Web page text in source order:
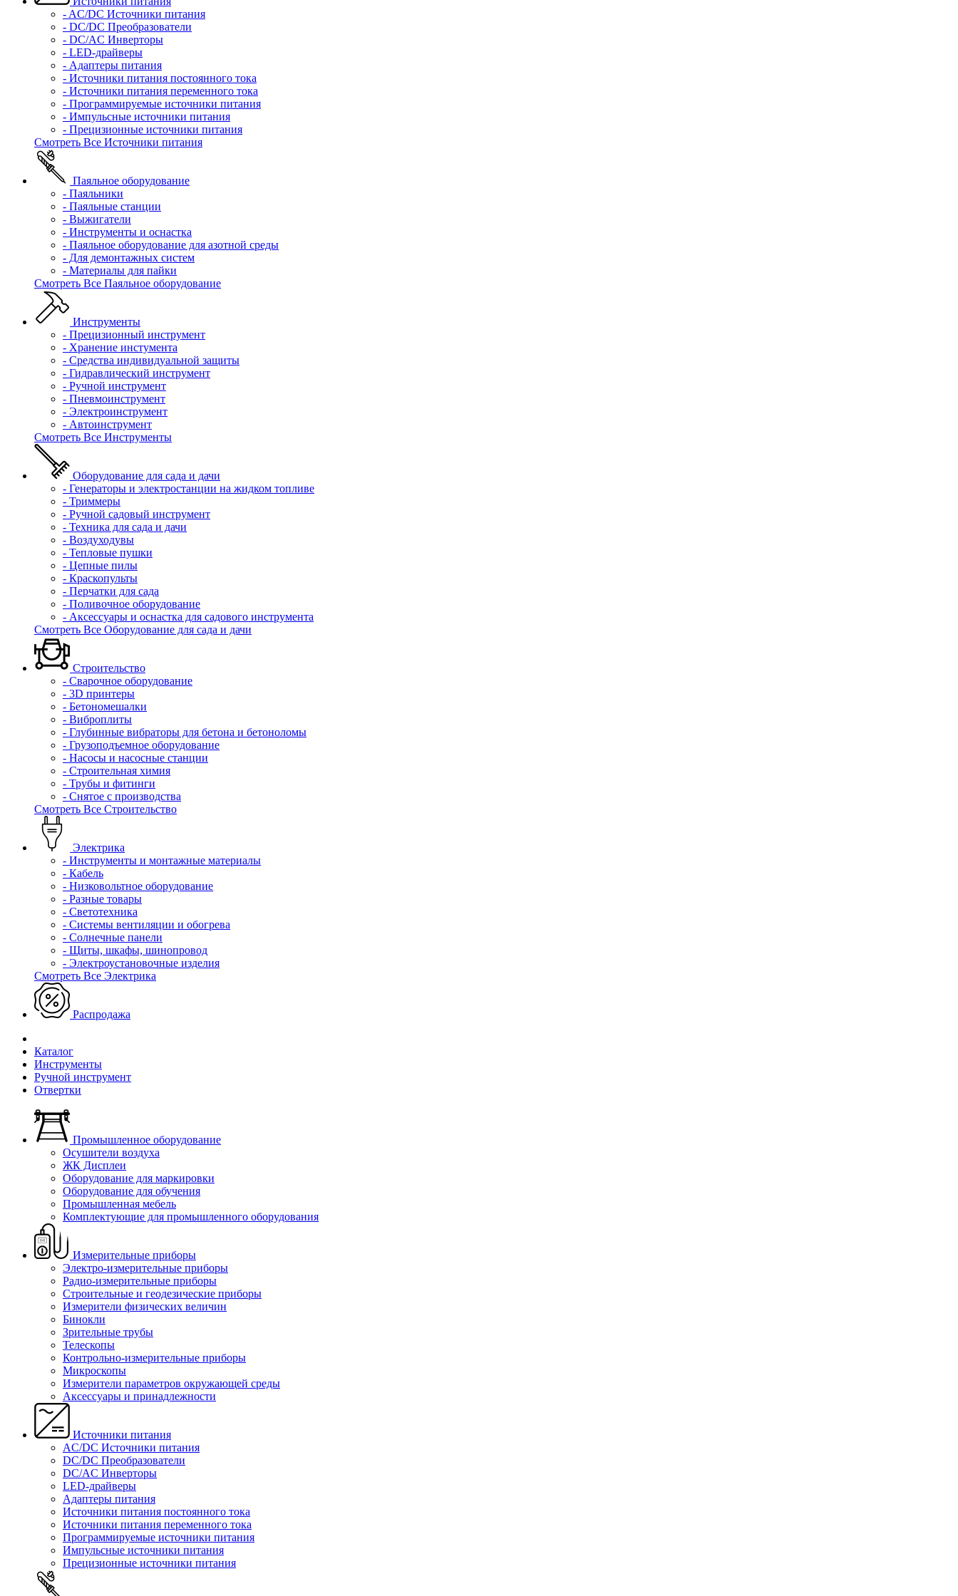
- AC/DC Источники питания
- DC/DC Преобразователи
- DC/AC Инверторы
- LED-драйверы
- Адаптеры питания
- Источники питания постоянного тока
- Источники питания переменного тока
- Программируемые источники питания
- Импульсные источники питания
- Прецизионные источники питания
Смотреть Все Источники питания
Паяльное оборудование
- Паяльники
- Паяльные станции
- Выжигатели
- Инструменты и оснастка
- Паяльное оборудование для азотной среды
- Для демонтажных систем
- Материалы для пайки
Смотреть Все Паяльное оборудование
Инструменты
- Прецизионный инструмент
- Хранение инстумента
- Средства индивидуальной защиты
- Гидравлический инструмент
- Ручной инструмент
- Пневмоинструмент
- Электроинструмент
- Автоинструмент
Смотреть Все Инструменты
Оборудование для сада и дачи
- Генераторы и электростанции на жидком топливе
- Триммеры
- Ручной садовый инструмент
- Техника для сада и дачи
- Воздуходувы
- Тепловые пушки
- Цепные пилы
- Краскопульты
- Перчатки для сада
- Поливочное оборудование
- Аксессуары и оснастка для садового инструмента
Смотреть Все Оборудование для сада и дачи
Строительство
- Сварочное оборудование
- 3D принтеры
- Бетономешалки
- Виброплиты
- Глубинные вибраторы для бетона и бетоноломы
- Грузоподъемное оборудование
- Насосы и насосные станции
- Строительная химия
- Трубы и фитинги
- Снятое с производства
Смотреть Все Строительство
Электрика
- Инструменты и монтажные материалы
- Кабель
- Низковольтное оборудование
- Разные товары
- Светотехника
- Системы вентиляции и обогрева
- Солнечные панели
- Щиты, шкафы, шинопровод
- Электроустановочные изделия
Смотреть Все Электрика
Распродажа
Каталог
Инструменты
Ручной инструмент
Отвертки
Промышленное оборудование
Осушители воздуха
ЖК Дисплеи
Оборудование для маркировки
Оборудование для обучения
Промышленная мебель
Комплектующие для промышленного оборудования
Измерительные приборы
Электро-измерительные приборы
Радио-измерительные приборы
Строительные и геодезические приборы
Измерители физических величин
Бинокли
Зрительные трубы
Телескопы
Контрольно-измерительные приборы
Микроскопы
Измерители параметров окружающей среды
Аксессуары и принадлежности
Источники питания
AC/DC Источники питания
DC/DC Преобразователи
DC/AC Инверторы
LED-драйверы
Адаптеры питания
Источники питания постоянного тока
Источники питания переменного тока
Программируемые источники питания
Импульсные источники питания
Прецизионные источники питания